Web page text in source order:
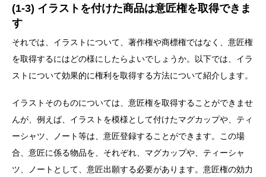
(1-3) イラストを付けた商品は意匠権を取得できま
す
それでは、イラストについて、著作権や商標権ではなく、意匠権
を取得するにはどの様にしたらよいでしょうか。以下では、イラ
ストについて効果的に権利を取得する方法について紹介します。
イラストそのものについては、意匠権を取得することができませ
んが、例えば、イラストを模様として付けたマグカップや、ティ
ーシャツ、ノート等は、意匠登録することができます。この場
合、意匠に係る物品を、それぞれ、マグカップや、ティーシャ
ツ、ノートとして、意匠出願する必要があります。意匠権の効力